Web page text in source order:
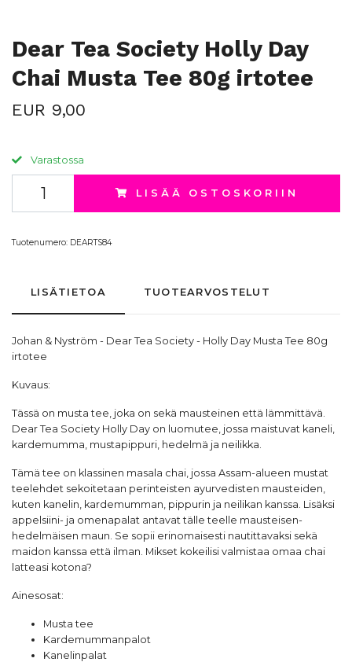
Dear Tea Society Holly Day
Chai Musta Tee 80g irtotee
EUR 9,00
Varastossa
LISÄÄ OSTOSKORIIN
Tuotenumero: DEARTS84
LISÄTIETOA TUOTEARVOSTELUT
Johan & Nyström - Dear Tea Society - Holly Day Musta Tee 80g
irtotee
Kuvaus:
Tässä on musta tee, joka on sekä mausteinen että lämmittävä.
Dear Tea Society Holly Day on luomutee, jossa maistuvat kaneli,
kardemumma, mustapippuri, hedelmä ja neilikka.
Tämä tee on klassinen masala chai, jossa Assam-alueen mustat
teelehdet sekoitetaan perinteisten ayurvedisten mausteiden,
kuten kanelin, kardemumman, pippurin ja neilikan kanssa. Lisäksi
appelsiini- ja omenapalat antavat tälle teelle mausteisen-
hedelmäisen maun. Se sopii erinomaisesti nautittavaksi sekä
maidon kanssa että ilman. Mikset kokeilisi valmistaa omaa chai
latteasi kotona?
Ainesosat:
Musta tee
Kardemummanpalot
Kanelinpalat